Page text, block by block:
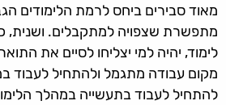
מאוד סבירים ביחס לרמת הלימודים
לימוד, יהיה למי יצליחו לסיים את
מקום עבודה מתגמל ולהתחיל לעבוד
להתחיל לעבוד בתעשייה במהלך